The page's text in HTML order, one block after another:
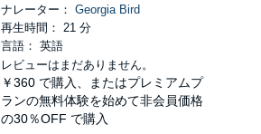
ナレーター： Georgia Bird
再生時間： 21 分
言語： 英語
レビューはまだありません。
￥360 で購入、またはプレミアムプ
ランの無料体験を始めて非会員価格
の30％OFF で購入